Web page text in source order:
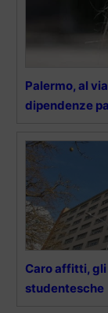
Palermo, al
dipendenze
Caro affitti,
studentesche